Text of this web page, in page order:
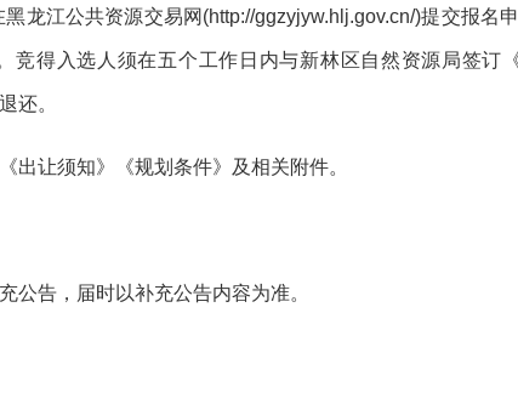
龙江公共资源交易网 (http://ggzyjyw.hlj.gov.cn/)提交报名
得入选人须在五个工作日内与新林区自然资源局签订
还。
出让须知》《规划条件》及相关附件。
公告，届时以补充公告内容为准。